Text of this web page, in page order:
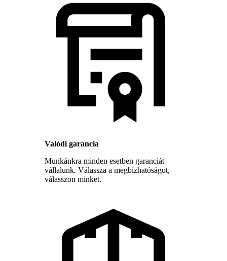
Valódi garancia
Munkánkra minden esetben garanciát
vállalunk. Válassza a megbízhatóságot,
válasszon minket.